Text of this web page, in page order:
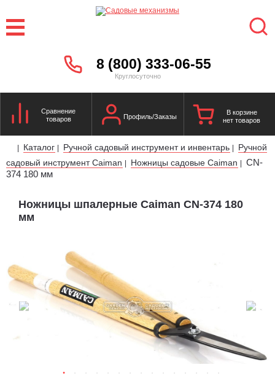
8 (800) 333-06-55
Круглосуточно
Сравнение
товаров
Профиль/Заказы
В корзине
нет товаров
| Каталог | Ручной садовый инструмент и инвентарь |
Ручной
садовый инструмент Caiman | Ножницы садовые Caiman | CN-
374 180 мм
Ножницы шпалерные Caiman CN-374 180
мм